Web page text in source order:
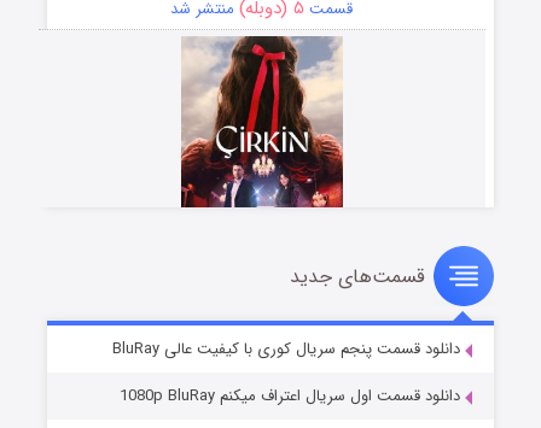
قسمت ۵ (دوبله) منتشر شد
سریال زشت
قسمت۲ (زیرنویس) منتشر شد
قسمت‌های جدید
دانلود قسمت پنجم سریال کوری با کیفیت عالی BluRay
دانلود قسمت اول سریال اعتراف میکنم 1080p BluRay